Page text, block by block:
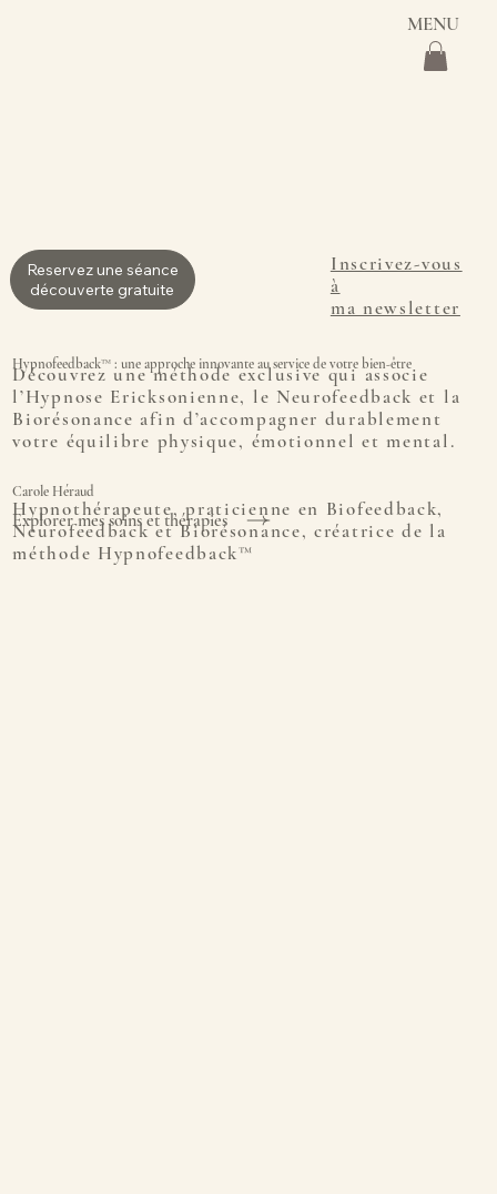
MENU
Reservez une séance
découverte gratuite
Inscrivez-vous
à
ma newsletter
Hypnofeedback™ : une approche innovante au service de votre bien-être
Découvrez une méthode exclusive qui associe
l’Hypnose Ericksonienne, le Neurofeedback et la
Biorésonance afin d’accompagner durablement
votre équilibre physique, émotionnel et mental.
Carole Héraud
Hypnothérapeute, praticienne en Biofeedback,
Neurofeedback et Biorésonance, créatrice de la
méthode Hypnofeedback™
Explorer mes soins et thérapies